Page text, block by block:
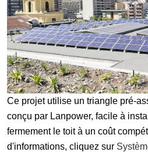
Ce projet utilise un triangle pré-
conçu par Lanpower, facile à
fermement le toit à un coût
d'informations, cliquez sur